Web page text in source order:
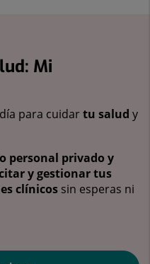
Mi
para cuidartu salud y
personal privado y
y gestionar tus
clínicos sin esperas ni